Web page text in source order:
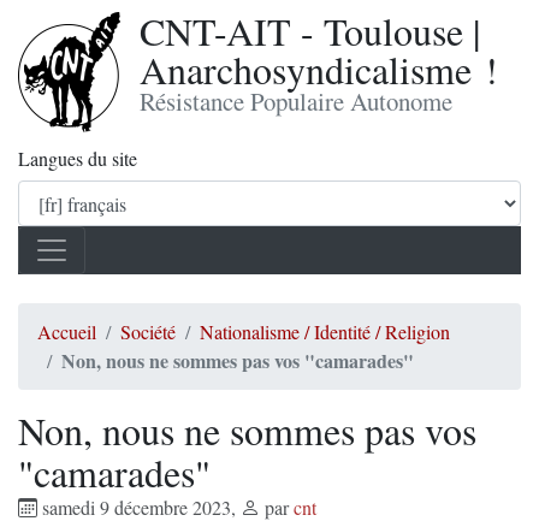
CNT-AIT - Toulouse |
Anarchosyndicalisme !
Résistance Populaire Autonome
Langues du site
Accueil Société Nationalisme / Identité / Religion
Non, nous ne sommes pas vos "camarades"
Non, nous ne sommes pas vos
"camarades"
samedi 9 décembre 2023, parcnt